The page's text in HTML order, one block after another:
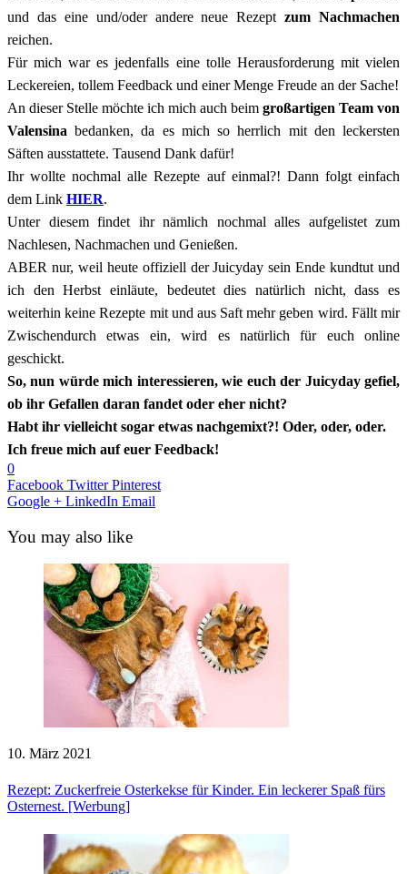
und das eine und/oder andere neue Rezeptzum Nachmachen
reichen.
Für mich war es jedenfalls eine tolle Herausforderung mit vielen
Leckereien, tollem Feedback und einer Menge Freude an der Sache!
An dieser Stelle möchte ich mich auch beim großartigen Team von
Valensina bedanken, da es mich so herrlich mit den leckersten
Säften ausstattete. Tausend Dank dafür!
Ihr wollte nochmal alle Rezepte auf einmal?! Dann folgt einfach
dem Link HIER.
Unter diesem findet ihr nämlich nochmal alles aufgelistet zum
Nachlesen, Nachmachen und Genießen.
ABER nur, weil heute offiziell der Juicyday sein Ende kundtut und
ich den Herbst einläute, bedeutet dies natürlich nicht, dass es
weiterhin keine Rezepte mit und aus Saft mehr geben wird. Fällt mir
Zwischendurch etwas ein, wird es natürlich für euch online
geschickt.
So, nun würde mich interessieren, wie euch der Juicyday gefiel,
ob ihr Gefallen daran fandet oder eher nicht?
Habt ihr vielleicht sogar etwas nachgemixt?! Oder, oder, oder.
Ich freue mich auf euer Feedback!
0
Facebook Twitter Pinterest
Google + LinkedIn Email
You may also like
10. März 2021
Rezept: Zuckerfreie Osterkekse für Kinder. Ein leckerer Spaß fürs
Osternest. [Werbung]